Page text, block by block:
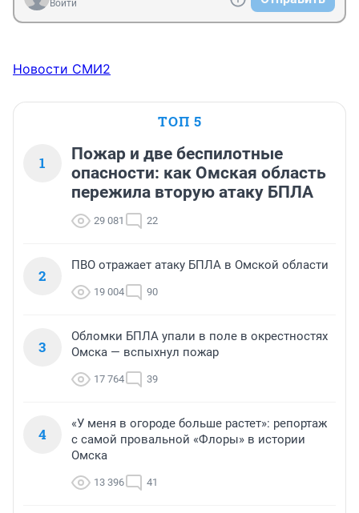
Войти
Новости СМИ2
ТОП 5
1
Пожар и две беспилотные
опасности: как Омская область
пережила вторую атаку БПЛА
29 081 22
2
ПВО отражает атаку БПЛА в Омской области
19 004 90
3
Обломки БПЛА упали в поле в окрестностях
Омска — вспыхнул пожар
17 764 39
4
«У меня в огороде больше растет»: репортаж
с самой провальной «Флоры» в истории
Омска
13 396 41